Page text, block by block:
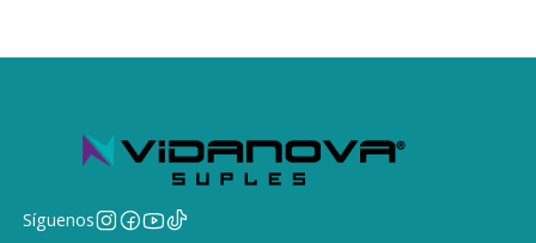
Síguenos